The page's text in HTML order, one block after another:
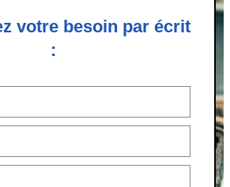
votre besoin par écrit
: